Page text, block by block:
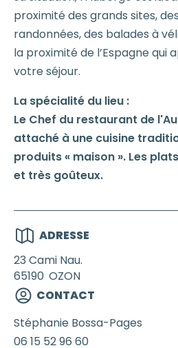
proximité des grands sites,
randonnées, des balades à
la proximité de l’Espagne qui
votre séjour.
La spécialité du lieu :
Le Chef du restaurant de
attaché à une cuisine
produits « maison ». Les
et très goûteux.
ADRESSE
23 Cami Nau.
65190 OZON
CONTACT
Stéphanie Bossa-Pages
06 15 52 96 60